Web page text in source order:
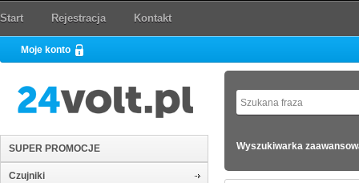
Start Rejestracja Kontakt
Moje konto
SUPER PROMOCJE
Czujniki
Wyszukiwarka